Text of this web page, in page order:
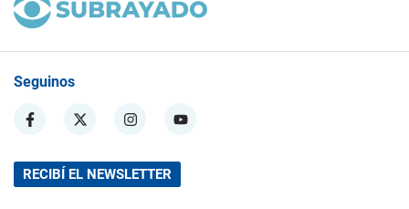
Seguinos
RECIBÍ EL NEWSLETTER